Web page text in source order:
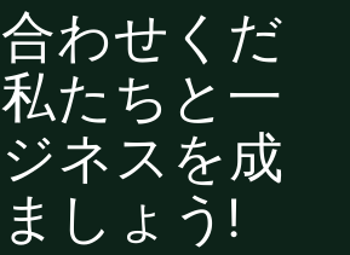
わせくだ
たちと一
ネスを成
しょう!